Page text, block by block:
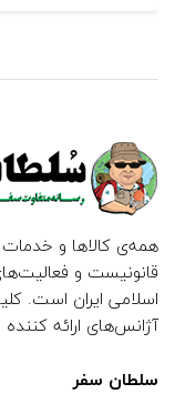
همه‌ی کالاها و خدمات
قانونیست و
اسلامی ایران است.
آژانس‌های ارائه
سلطان سفر